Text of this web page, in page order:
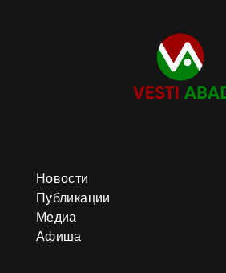
Новости
Публикации
Медиа
Афиша